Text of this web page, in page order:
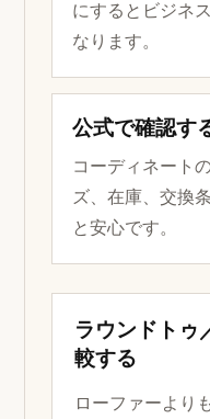
まで含めて見ると
ります。
心にしたコーディ
デに合わせやすい
サイズや在庫、交
パンツの裾が靴
プの見え方も全